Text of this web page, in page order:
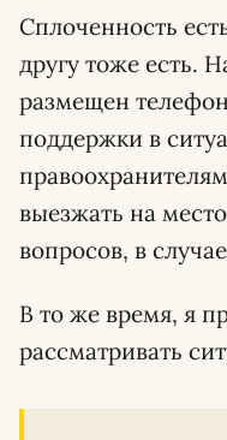
Сплоченность
другу тоже есть.
размещен
поддержки в
выезжать на
вопросов, в
В то же время, я
рассматривать